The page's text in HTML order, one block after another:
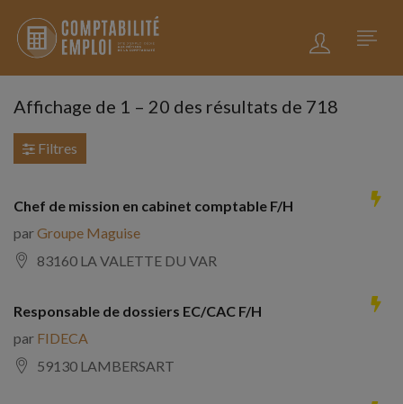
Affichage de 1 – 20 des résultats de 718
Filtres
Chef de mission en cabinet comptable F/H
parGroupe Maguise
83160 LA VALETTE DU VAR
Responsable de dossiers EC/CAC F/H
par FIDECA
59130 LAMBERSART